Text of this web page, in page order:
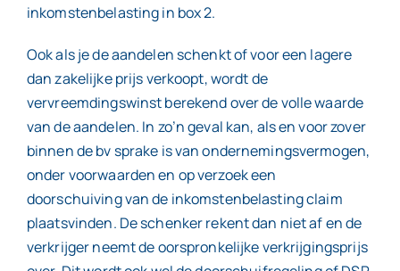
inkomstenbelasting in box 2.
Ook als je de aandelen schenkt of voor een lagere
dan zakelijke prijs verkoopt, wordt de
vervreemdingswinst berekend over de volle waarde
van de aandelen. In zo’n geval kan, als en voor zover
binnen de bv sprake is van ondernemingsvermogen,
onder voorwaarden en op verzoek een
doorschuiving van de inkomstenbelasting claim
plaatsvinden. De schenker rekent dan niet af en de
verkrijger neemt de oorspronkelijke verkrijgingsprijs